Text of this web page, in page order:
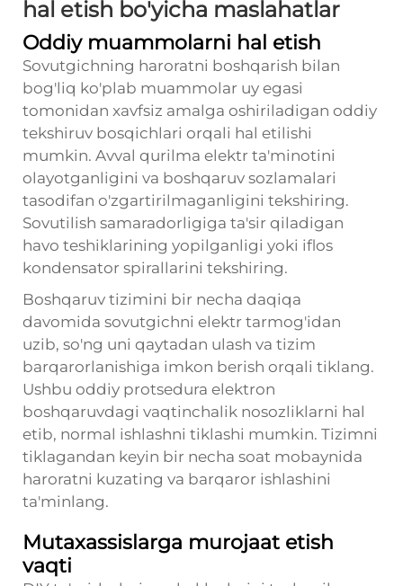
hal etish bo'yicha maslahatlar
Oddiy muammolarni hal etish
Sovutgichning haroratni boshqarish bilan
bog'liq ko'plab muammolar uy egasi
tomonidan xavfsiz amalga oshiriladigan oddiy
tekshiruv bosqichlari orqali hal etilishi
mumkin. Avval qurilma elektr ta'minotini
olayotganligini va boshqaruv sozlamalari
tasodifan o'zgartirilmaganligini tekshiring.
Sovutilish samaradorligiga ta'sir qiladigan
havo teshiklarining yopilganligi yoki iflos
kondensator spirallarini tekshiring.
Boshqaruv tizimini bir necha daqiqa
davomida sovutgichni elektr tarmog'idan
uzib, so'ng uni qaytadan ulash va tizim
barqarorlanishiga imkon berish orqali tiklang.
Ushbu oddiy protsedura elektron
boshqaruvdagi vaqtinchalik nosozliklarni hal
etib, normal ishlashni tiklashi mumkin. Tizimni
tiklagandan keyin bir necha soat mobaynida
haroratni kuzating va barqaror ishlashini
ta'minlang.
Mutaxassislarga murojaat etish
vaqti